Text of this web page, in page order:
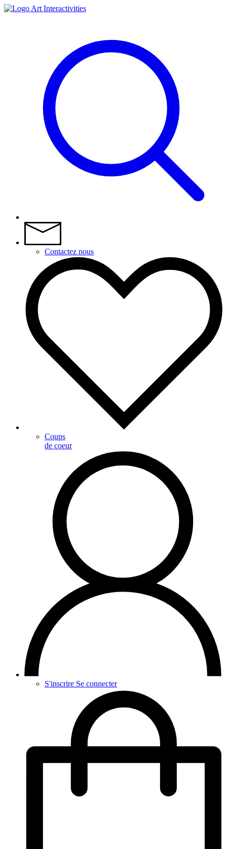
Art Interactivities
Contactez nous
Coups
de coeur
S'inscrire Se connecter